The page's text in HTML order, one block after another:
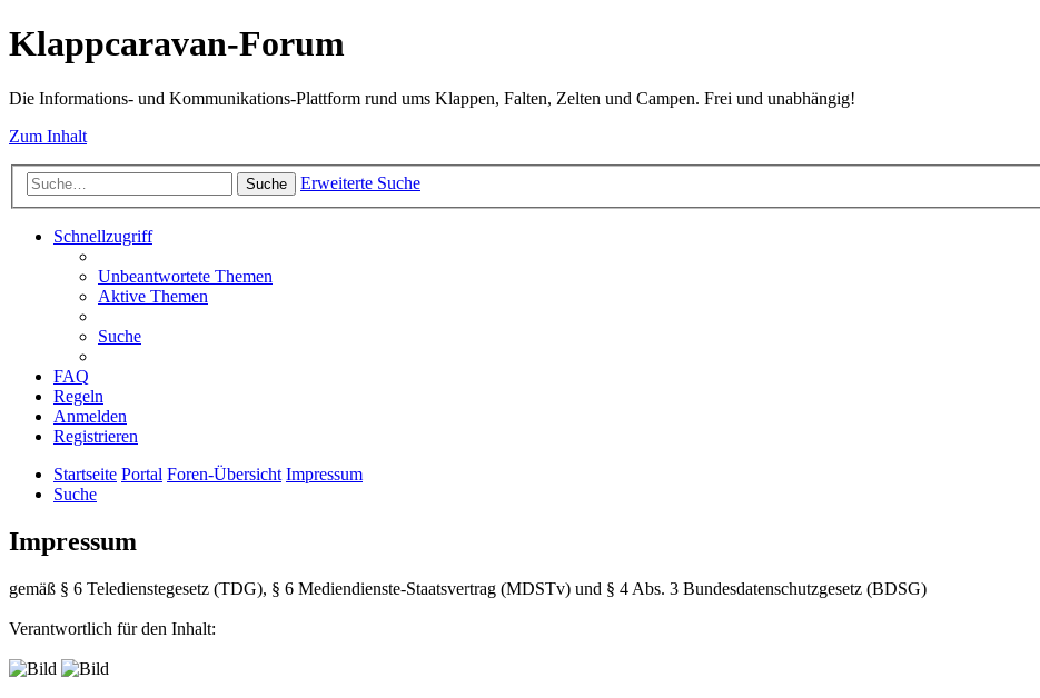
Klappcaravan-Forum
Die Informations- und Kommunikations-Plattform rund ums Klappen, Falten, Zelten und Campen. Frei und unabhängig!
Zum Inhalt
Suche Erweiterte Suche
Schnellzugriff
Unbeantwortete Themen
Aktive Themen
Suche
FAQ
Regeln
Anmelden
Registrieren
Startseite Portal Foren-Übersicht Impressum
Suche
Impressum
gemäß § 6 Teledienstegesetz (TDG), § 6 Mediendienste-Staatsvertrag (MDSTv) und § 4 Abs. 3 Bundesdatenschutzgesetz (BDSG)
Verantwortlich für den Inhalt: